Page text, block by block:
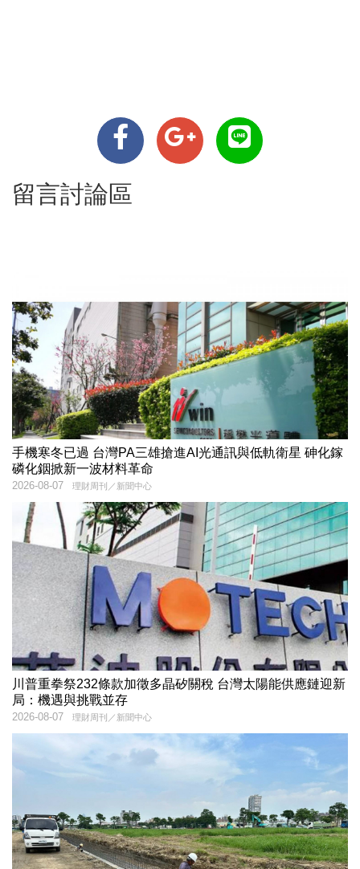
留言討論區
手機寒冬已過 台灣PA三雄搶進AI光通訊與低軌衛星 砷化鎵
磷化銦掀新一波材料革命
理財周刊／新聞中心
2026-08-07
川普重拳祭232條款加徵多晶矽關稅 台灣太陽能供應鏈迎新
局：機遇與挑戰並存
理財周刊／新聞中心
2026-08-07